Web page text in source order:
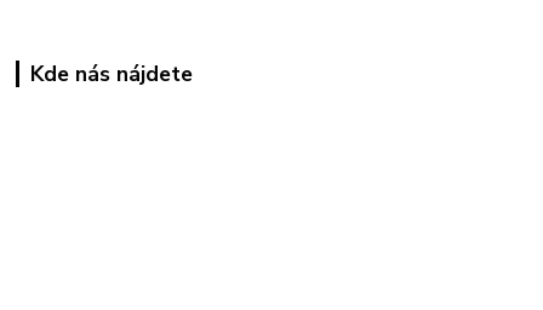
Kde nás nájdete